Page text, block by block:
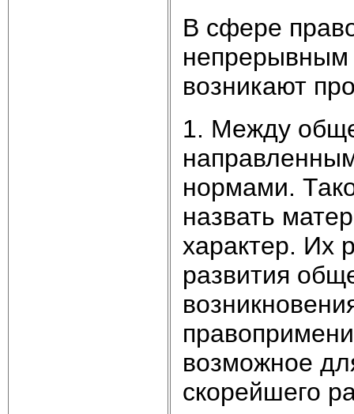
В сфере
непрерывным
возникают
1. Между
нормами.
назвать
характер. Их
развития
возможное
скорейшего